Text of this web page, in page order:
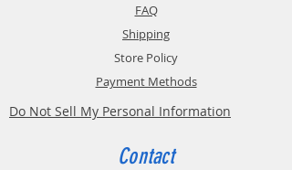
FAQ
Shipping
Store Policy
Payment Methods
Do Not Sell My Personal Information
Contact